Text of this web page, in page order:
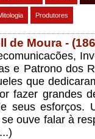
Produtores
de Moura -
e Patrono dos
que
fazer grandes
seus esforços.
ouve falar à